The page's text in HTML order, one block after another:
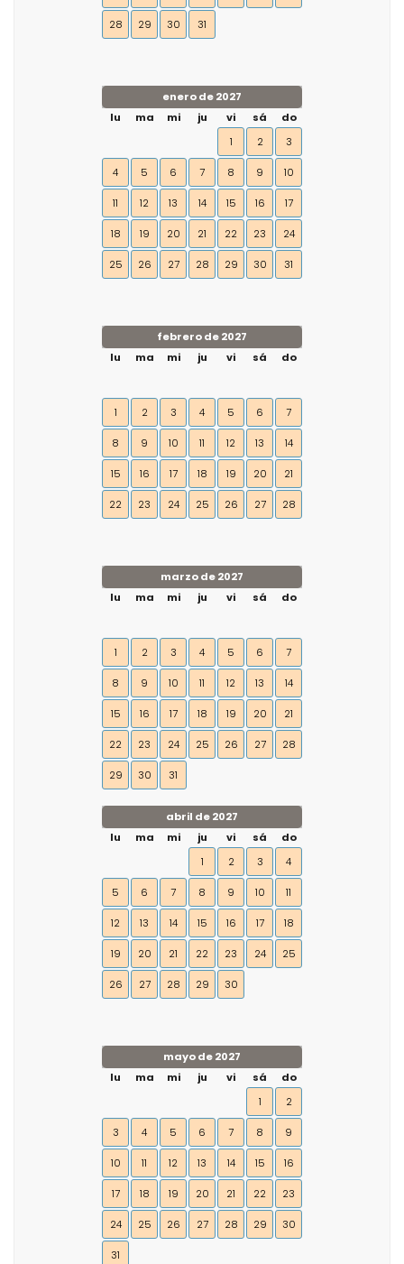
28 29 30 31
enero de 2027
lu
ma mi ju vi sá
do
1
2 3
4 5 6 7 8 9 10
11 12 13 14 15 16 17
18 19 20 21 22 23 24
25 26 27 28 29 30 31
febrero de 2027
lu
ma mi ju vi sá do
1 2 3 4 5 6 7
8 9 10 11 12 13 14
15 16 17 18 19 20 21
22 23 24 25 26 27 28
marzo de 2027
lu
ma mi ju vi sá do
1 2 3 4 5 6 7
8 9 10 11 12 13 14
15 16 17 18 19 20 21
22 23 24 25 26 27 28
29 30 31
abril de 2027
lu
ma mi ju vi sá
do
1
2 3 4
5 6 7 8 9 10 11
12 13 14 15 16 17 18
19 20 21 22 23 24 25
26 27 28 29 30
mayo de 2027
lu
ma mi ju vi sá
do
1
2
3 4 5 6 7 8 9
10 11 12 13 14 15 16
17 18 19 20 21 22 23
24 25 26 27 28 29 30
31